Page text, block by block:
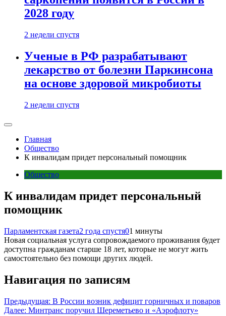
2028 году
2 недели спустя
Ученые в РФ разрабатывают
лекарство от болезни Паркинсона
на основе здоровой микробиоты
2 недели спустя
Главная
Общество
К инвалидам придет персональный помощник
Общество
К инвалидам придет персональный
помощник
Парламентская газета2 года спустя01 минуты
Новая социальная услуга сопровождаемого проживания будет
доступна гражданам старше 18 лет, которые не могут жить
самостоятельно без помощи других людей.
Навигация по записям
Предыдущая: В России возник дефицит горничных и поваров
Далее: Минтранс поручил Шереметьево и «Аэрофлоту»